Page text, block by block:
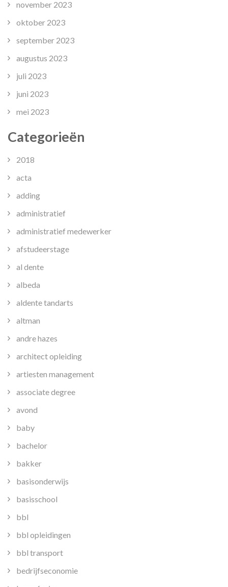
november 2023
oktober 2023
september 2023
augustus 2023
juli 2023
juni 2023
mei 2023
Categorieën
2018
acta
adding
administratief
administratief medewerker
afstudeerstage
al dente
albeda
aldente tandarts
altman
andre hazes
architect opleiding
artiesten management
associate degree
avond
baby
bachelor
bakker
basisonderwijs
basisschool
bbl
bbl opleidingen
bbl transport
bedrijfseconomie